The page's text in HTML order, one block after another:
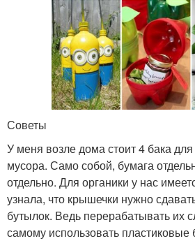
Советы
У меня возле дома стоит 4 бака
мусора. Само собой, бумага
отдельно. Для органики у нас
узнала, что крышечки нужно
бутылок. Ведь перерабатывать их
самому использовать пластиковые